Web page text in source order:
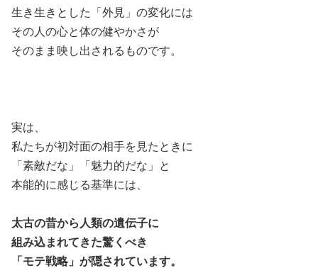
生き生きとした「外見」の変化には
その人の心と体の健やかさが
そのまま映し出されるものです。
実は、
私たちが初対面の相手を見たときに
「素敵だな」「魅力的だな」と
本能的に感じる基準には、
太古の昔から人類の遺伝子に
組み込まれてきた驚くべき
「モテ戦略」が隠されています。